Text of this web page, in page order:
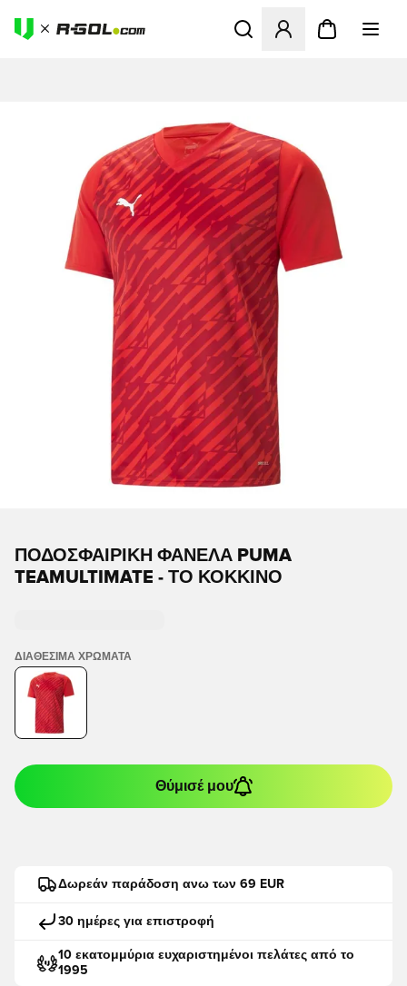
Ανοίγει ένα Modal για να
ΠΟΔΟΣΦΑΙΡΙΚΉ ΦΑΝΈΛΑ PUMA
TEAMULTIMATE - ΤΟ ΚΌΚΚΙΝΟ
ΔΙΑΘΈΣΙΜΑ ΧΡΏΜΑΤΑ
Θύμισέ μου
Δωρεάν παράδοση ανω των 69 EUR
30 ημέρες για επιστροφή
10 εκατομμύρια ευχαριστημένοι πελάτες από το
1995